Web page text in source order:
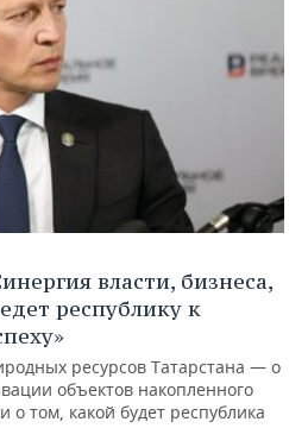
власти, бизнеса,
республику к
ресурсов Татарстана — о
объектов накопленного
том, какой будет республика